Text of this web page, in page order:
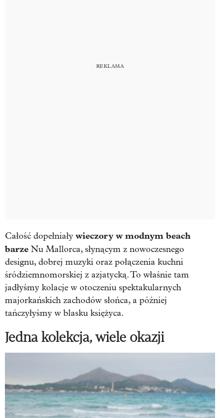
Całość dopełniały wieczory w modnym beach
barze Nu Mallorca, słynącym z nowoczesnego
designu, dobrej muzyki oraz połączenia kuchni
śródziemnomorskiej z azjatycką. To właśnie tam
jadłyśmy kolacje w otoczeniu spektakularnych
majorkańskich zachodów słońca, a później
tańczyłyśmy w blasku księżyca.
Jedna kolekcja, wiele okazji